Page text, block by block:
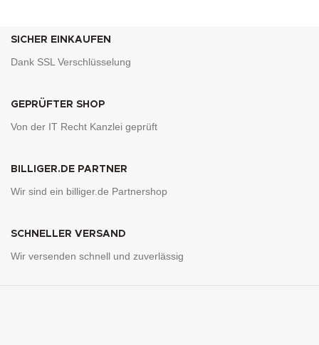
SICHER EINKAUFEN
Dank SSL Verschlüsselung
GEPRÜFTER SHOP
Von der IT Recht Kanzlei geprüft
BILLIGER.DE PARTNER
Wir sind ein billiger.de Partnershop
SCHNELLER VERSAND
Wir versenden schnell und zuverlässig